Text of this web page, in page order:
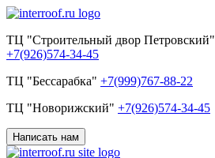
ТЦ "Строительный двор Петровский"
+7(926)574-34-45
ТЦ "Бессарабка" +7(999)767-88-22
ТЦ "Новорижский" +7(926)574-34-45
Написать нам